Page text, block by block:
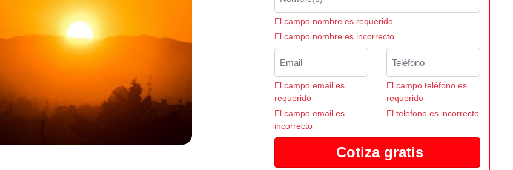
El campo nombre es requerido
El campo nombre es incorrecto
El campo email es
requerido
El campo email es
incorrecto
El campo teléfono es
requerido
El telefono es incorrecto